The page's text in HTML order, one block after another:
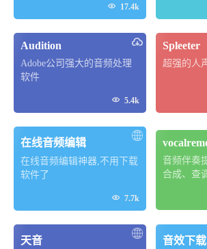
 17.4k
Audition
Adobe公司强大的音频处理
软件
 5.4k
Spleeter
超强的人
在线音频编辑
在线音频编辑神器,不用下载
软件了
 7.7k
音频伴奏
合成、查
天音 音效下载